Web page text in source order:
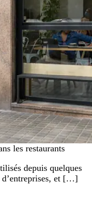
les restaurants
depuis quelques
d’entreprises, et […]